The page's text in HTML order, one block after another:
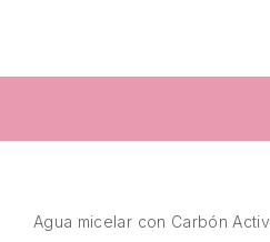
Agua micelar con Carbón